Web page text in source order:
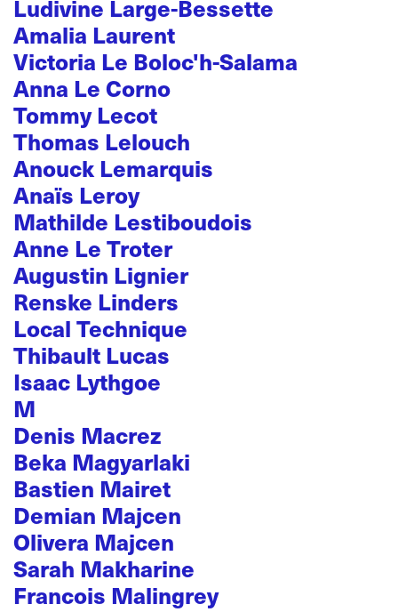
Ludivine Large-Bessette
Amalia Laurent
Victoria Le Boloc'h-Salama
Anna Le Corno
Tommy Lecot
Thomas Lelouch
Anouck Lemarquis
Anaïs Leroy
Mathilde Lestiboudois
Anne Le Troter
Augustin Lignier
Renske Linders
Local Technique
Thibault Lucas
Isaac Lythgoe
M
Denis Macrez
Beka Magyarlaki
Bastien Mairet
Demian Majcen
Olivera Majcen
Sarah Makharine
Francois Malingrey